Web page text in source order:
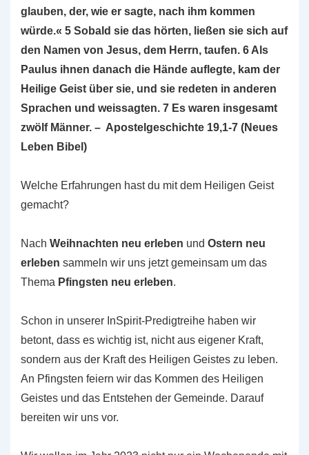
glauben, der, wie er sagte, nach ihm kommen
würde.« 5 Sobald sie das hörten, ließen sie sich auf
den Namen von Jesus, dem Herrn, taufen. 6 Als
Paulus ihnen danach die Hände auflegte, kam der
Heilige Geist über sie, und sie redeten in anderen
Sprachen und weissagten. 7 Es waren insgesamt
zwölf Männer. – Apostelgeschichte 19,1-7 (Neues
Leben Bibel)
Welche Erfahrungen hast du mit dem Heiligen Geist
gemacht?
Nach Weihnachten neu erleben und Ostern neu
erleben sammeln wir uns jetzt gemeinsam um das
Thema Pfingsten neu erleben.
Schon in unserer InSpirit-Predigtreihe haben wir
betont, dass es wichtig ist, nicht aus eigener Kraft,
sondern aus der Kraft des Heiligen Geistes zu leben.
An Pfingsten feiern wir das Kommen des Heiligen
Geistes und das Entstehen der Gemeinde. Darauf
bereiten wir uns vor.